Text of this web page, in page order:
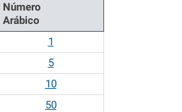
Número
Arábico
1
5
10
50